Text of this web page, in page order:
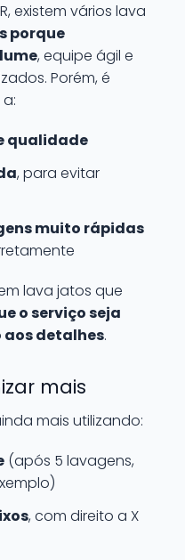
existem vários lava
porque
, equipe ágil e
Porém, é
qualidade
, para evitar
muito rápidas
lava jatos que
o serviço seja
aos detalhes.
mais
mais utilizando:
(após 5 lavagens,
, com direito a X